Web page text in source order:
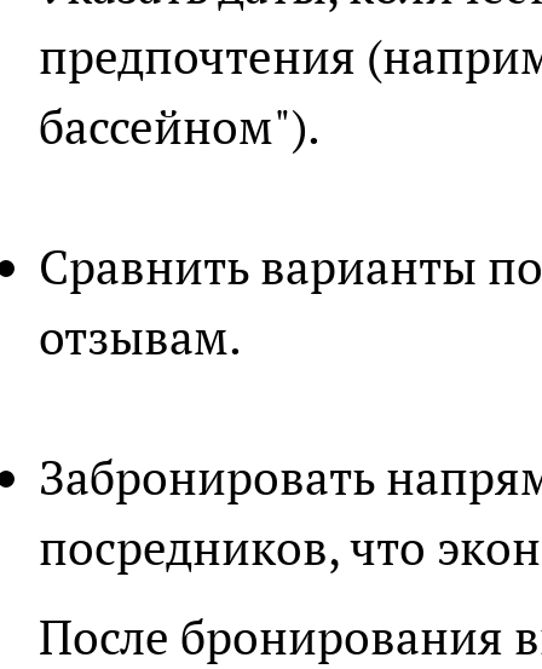
предпочтения
бассейном").
Сравнить варианты
отзывам.
Забронировать
посредников, что
После бронирования